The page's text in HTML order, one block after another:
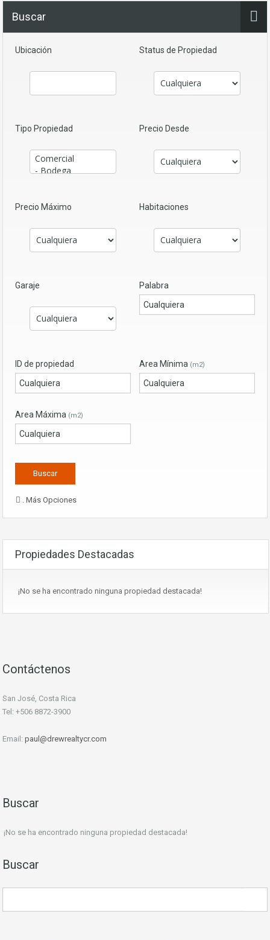
Buscar
Ubicación Status de Propiedad
Tipo Propiedad Precio Desde
Precio Máximo Habitaciones
Garaje Palabra
ID de propiedad Area Mínima (m2)
Area Máxima (m2)
. Más Opciones
Propiedades Destacadas
¡No se ha encontrado ninguna propiedad destacada!
Contáctenos
San José, Costa Rica
Tel: +506 8872-3900
Email: paul@drewrealtycr.com
Buscar
¡No se ha encontrado ninguna propiedad destacada!
Buscar